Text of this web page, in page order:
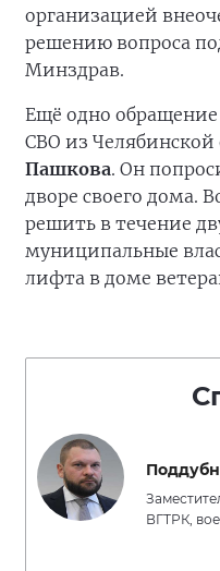
организацией
решению вопроса
Минздрав.
Ещё одно обращение
СВО из Челябинской
Пашкова. Он
дворе своего дома.
решить в течение
муниципальные
лифта в доме
ВГТРК,